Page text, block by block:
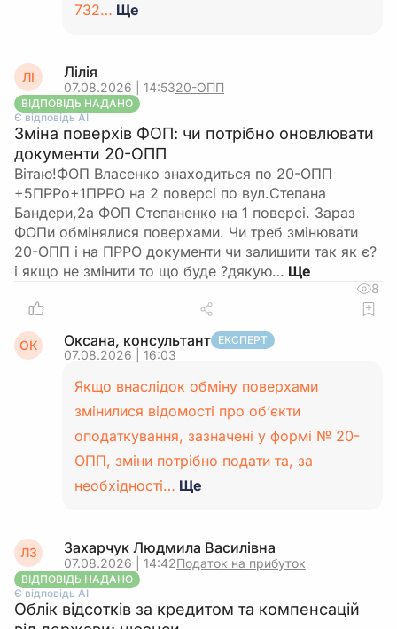
732… Ще
ЛІ Лілія
07.08.2026 | 14:5320-ОПП
ВІДПОВІДЬ НАДАНО
Є відповідь АІ
Зміна поверхів ФОП: чи потрібно оновлювати
документи 20-ОПП
Вітаю!ФОП Власенко знаходиться по 20-ОПП
+5ПРРо+1ПРРО на 2 поверсі по вул.Степана
Бандери,2а ФОП Степаненко на 1 поверсі. Зараз
ФОПи обмінялися поверхами. Чи треб змінювати
20-ОПП і на ПРРО документи чи залишити так як є?
і якщо не змінити то що буде ?дякую…
8
ОК Оксана, консультант ЕКСПЕРТ
07.08.2026 | 16:03
Якщо внаслідок обміну поверхами
змінилися відомості про об’єкти
оподаткування, зазначені у формі № 20-
ОПП, зміни потрібно подати та, за
необхідності… Ще
ЛЗ Захарчук Людмила Василівна
07.08.2026 | 14:42Податок на прибуток
ВІДПОВІДЬ НАДАНО
Є відповідь АІ
Облік відсотків за кредитом та компенсацій